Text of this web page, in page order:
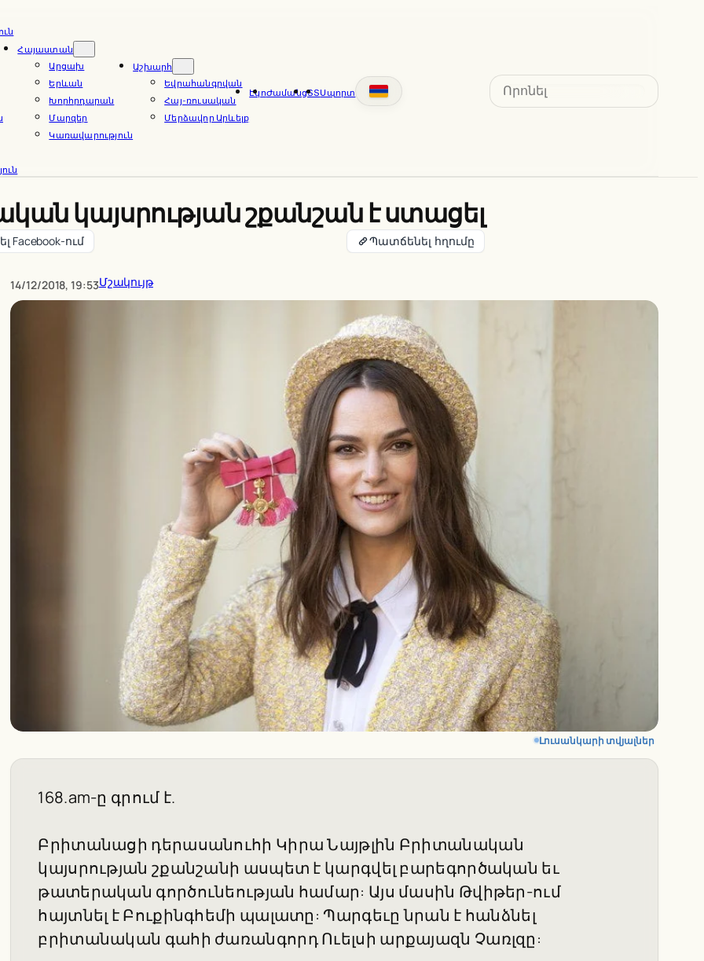
Հայաստան
Արցախ
Երևան
Խորհրդարան
Մարզեր
Կառավարություն
Աշխարհ
Եվրահանգրվան
Հայ-ռուսական
Մերձավոր Արևելք
ԷկոԺամանցՏՏՍպորտ
Search
կայսրության շքանշան է ստացել
Facebook-ում Պատճենել հղումը
14/12/2018, 19:53Մշակույթ
Լուսանկարի տվյալներ
168.am-ը գրում է.
Բրիտանացի դերասանուհի Կիրա Նայթլին Բրիտանական
կայսրության շքանշանի ասպետ է կարգվել բարեգործական եւ
թատերական գործունեության համար: Այս մասին Թվիթեր-ում
հայտնել է Բուքինգհեմի պալատը: Պարգեւը նրան է հանձնել
բրիտանական գահի ժառանգորդ Ուելսի արքայազն Չառլզը: